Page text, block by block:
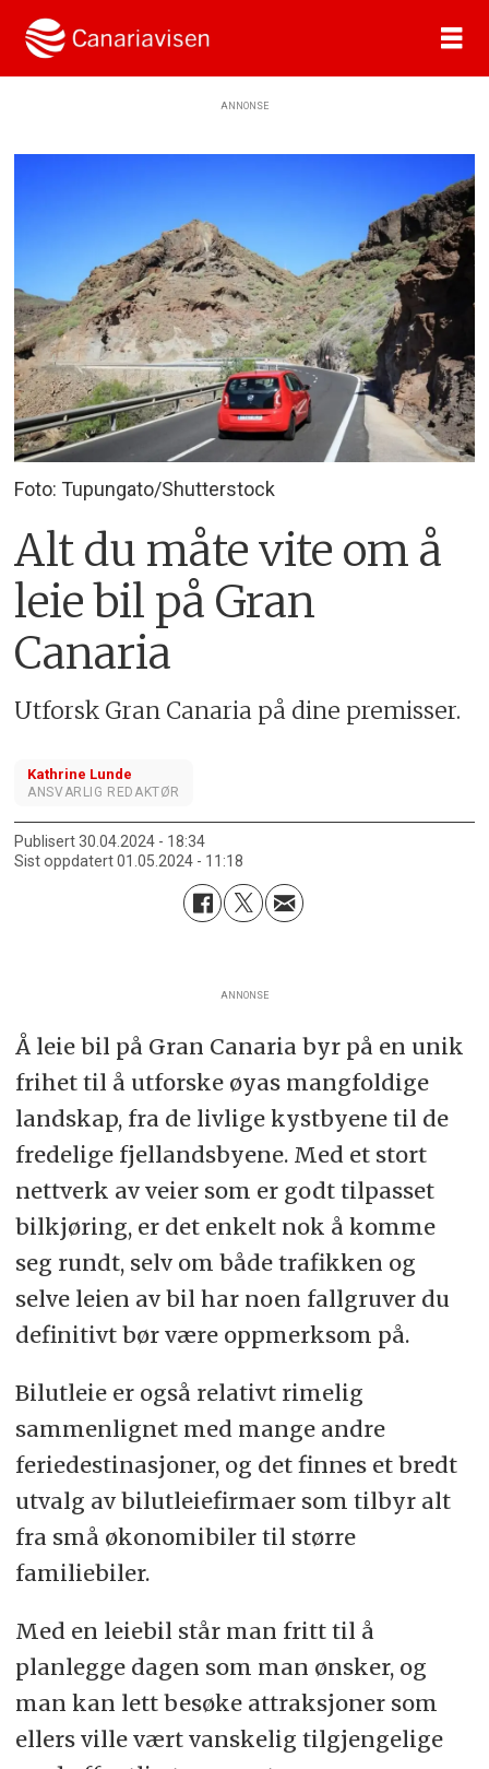
ANNONSE
Foto: Tupungato/Shutterstock
Alt du måte vite om å
leie bil på Gran
Canaria
Utforsk Gran Canaria på dine premisser.
Kathrine Lunde
ANSVARLIG REDAKTØR
Publisert
30.04.2024 - 18:34
Sist oppdatert
01.05.2024 - 11:18
ANNONSE
Å leie bil på Gran Canaria byr på en unik
frihet til å utforske øyas mangfoldige
landskap, fra de livlige kystbyene til de
fredelige fjellandsbyene. Med et stort
nettverk av veier som er godt tilpasset
bilkjøring, er det enkelt nok å komme
seg rundt, selv om både trafikken og
selve leien av bil har noen fallgruver du
definitivt bør være oppmerksom på.
Bilutleie er også relativt rimelig
sammenlignet med mange andre
feriedestinasjoner, og det finnes et bredt
utvalg av bilutleiefirmaer som tilbyr alt
fra små økonomibiler til større
familiebiler.
Med en leiebil står man fritt til å
planlegge dagen som man ønsker, og
man kan lett besøke attraksjoner som
ellers ville vært vanskelig tilgjengelige